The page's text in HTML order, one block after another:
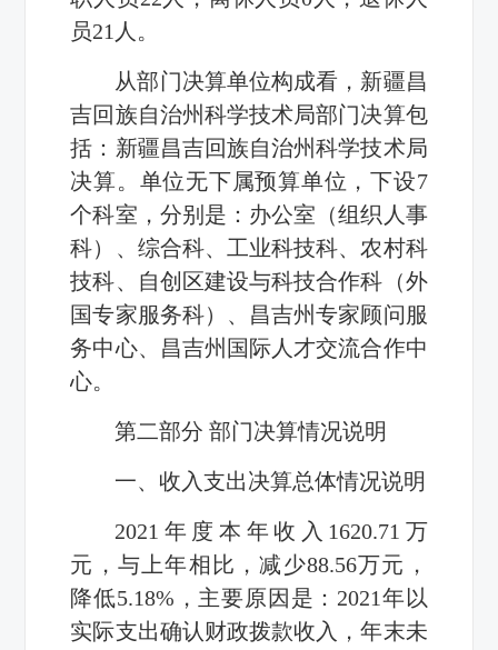
员21人。
从部门决算单位构成看，新疆昌
吉回族自治州科学技术局部门决算包
括：新疆昌吉回族自治州科学技术局
决算。单位无下属预算单位，下设7
个科室，分别是：办公室（组织人事
科）、综合科、工业科技科、农村科
技科、自创区建设与科技合作科（外
国专家服务科）、昌吉州专家顾问服
务中心、昌吉州国际人才交流合作中
心。
第二部分 部门决算情况说明
一、收入支出决算总体情况说明
2021年度本年收入1620.71万
元，与上年相比，减少88.56万元，
降低5.18%，主要原因是：2021年以
实际支出确认财政拨款收入，年末未